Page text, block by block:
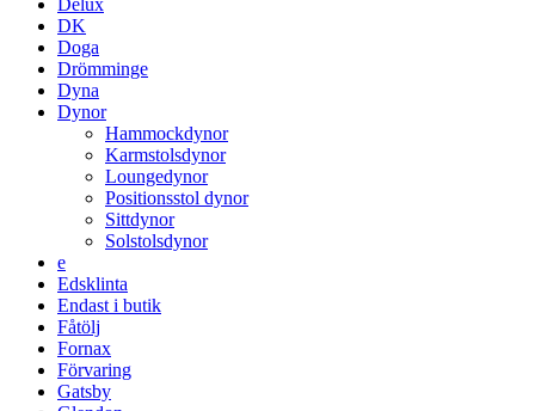
Delux
DK
Doga
Drömminge
Dyna
Dynor
Hammockdynor
Karmstolsdynor
Loungedynor
Positionsstol dynor
Sittdynor
Solstolsdynor
e
Edsklinta
Endast i butik
Fåtölj
Fornax
Förvaring
Gatsby